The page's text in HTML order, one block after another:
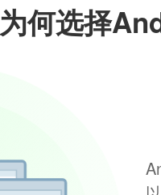
为何选择